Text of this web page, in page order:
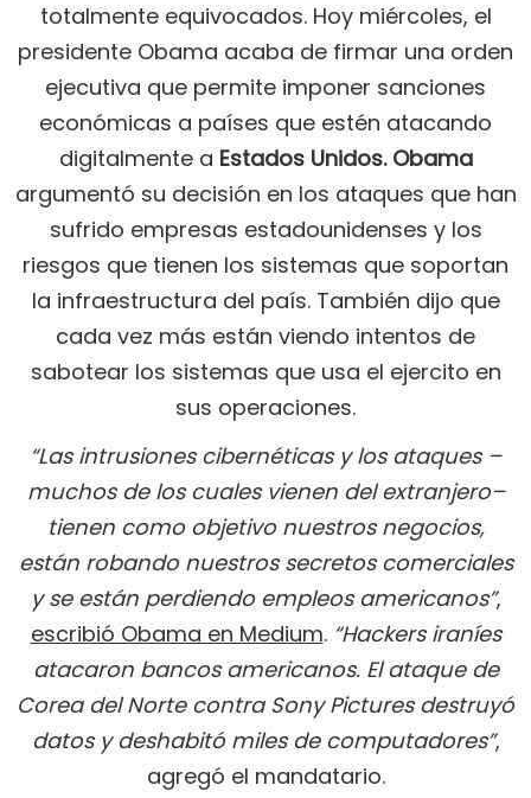
totalmente equivocados. Hoy miércoles, el
presidente Obama acaba de firmar una orden
ejecutiva que permite imponer sanciones
económicas a países que estén atacando
digitalmente a Estados Unidos. Obama
argumentó su decisión en los ataques que han
sufrido empresas estadounidenses y los
riesgos que tienen los sistemas que soportan
la infraestructura del país. También dijo que
cada vez más están viendo intentos de
sabotear los sistemas que usa el ejercito en
sus operaciones.
“Las intrusiones cibernéticas y los ataques –
muchos de los cuales vienen del extranjero–
tienen como objetivo nuestros negocios,
están robando nuestros secretos comerciales
y se están perdiendo empleos americanos”,
escribió Obama en Medium. “Hackers iraníes
atacaron bancos americanos. El ataque de
Corea del Norte contra Sony Pictures destruyó
datos y deshabitó miles de computadores”,
agregó el mandatario.